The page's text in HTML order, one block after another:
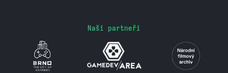
Naši partneři